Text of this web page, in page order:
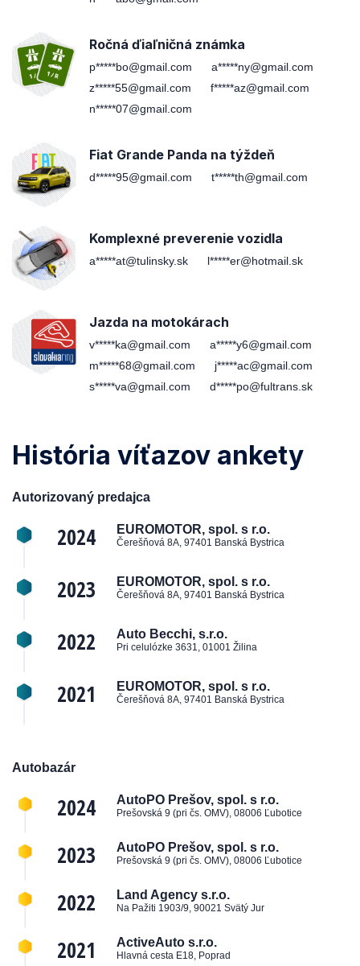
Ročná ďiaľničná známka
p*****bo@gmail.com
a*****ny@gmail.com
z*****55@gmail.com
f*****az@gmail.com
n*****07@gmail.com
Fiat Grande Panda na týždeň
d*****95@gmail.com t*****th@gmail.com
Komplexné preverenie vozidla
a*****at@tulinsky.sk l*****er@hotmail.sk
Jazda na motokárach
v*****ka@gmail.com
a*****y6@gmail.com
m*****68@gmail.com
j*****ac@gmail.com
s*****va@gmail.com
d*****po@fultrans.sk
História víťazov ankety
Autorizovaný predajca
2024 EUROMOTOR, spol. s r.o.
Čerešňová 8A, 97401 Banská Bystrica
2023 EUROMOTOR, spol. s r.o.
Čerešňová 8A, 97401 Banská Bystrica
2022 Auto Becchi, s.r.o.
Pri celulózke 3631, 01001 Žilina
2021 EUROMOTOR, spol. s r.o.
Čerešňová 8A, 97401 Banská Bystrica
Autobazár
2024 AutoPO Prešov, spol. s r.o.
Prešovská 9 (pri čs. OMV), 08006 Ľubotice
2023 AutoPO Prešov, spol. s r.o.
Prešovská 9 (pri čs. OMV), 08006 Ľubotice
2022 Land Agency s.r.o.
Na Pažiti 1903/9, 90021 Svätý Jur
2021 ActiveAuto s.r.o.
Hlavná cesta E18, Poprad